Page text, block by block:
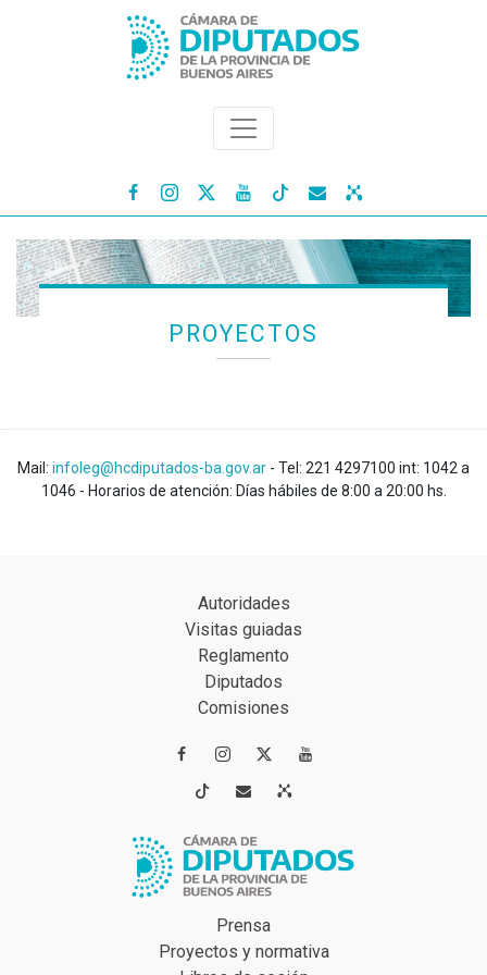
   
PROYECTOS
Mail: infoleg@hcdiputados-ba.gov.ar - Tel: 221 4297100 int: 1042 a
1046 - Horarios de atención: Días hábiles de 8:00 a 20:00 hs.
Autoridades
Visitas guiadas
Reglamento
Diputados
Comisiones
 
 
Prensa
Proyectos y normativa